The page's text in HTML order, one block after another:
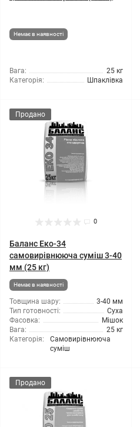
Немає в наявності
Вага:
25 кг
Категорія:
Шпаклівка
Продано
0
Баланс Еко-34
самовирівнююча суміш 3-40
мм (25 кг)
Немає в наявності
Товщина шару:
3-40 мм
Тип готовності:
Суха
Фасовка:
Мішок
Вага:
25 кг
Категорія:
Самовирівнююча
суміш
Продано